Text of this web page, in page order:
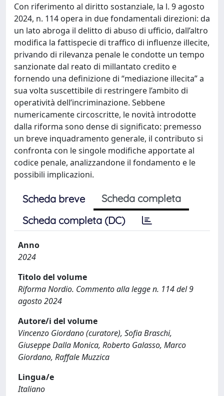
Con riferimento al diritto sostanziale, la l. 9 agosto
2024, n. 114 opera in due fondamentali direzioni: da
un lato abroga il delitto di abuso di ufficio, dall’altro
modifica la fattispecie di traffico di influenze illecite,
privando di rilevanza penale le condotte un tempo
sanzionate dal reato di millantato credito e
fornendo una definizione di “mediazione illecita” a
sua volta suscettibile di restringere l’ambito di
operatività dell’incriminazione. Sebbene
numericamente circoscritte, le novità introdotte
dalla riforma sono dense di significato: premesso
un breve inquadramento generale, il contributo si
confronta con le singole modifiche apportate al
codice penale, analizzandone il fondamento e le
possibili implicazioni.
Scheda breve
Scheda completa
Scheda completa (DC)
Anno
2024
Titolo del volume
Riforma Nordio. Commento alla legge n. 114 del 9
agosto 2024
Autore/i del volume
Vincenzo Giordano (curatore), Sofia Braschi,
Giuseppe Dalla Monica, Roberto Galasso, Marco
Giordano, Raffale Muzzica
Lingua/e
Italiano